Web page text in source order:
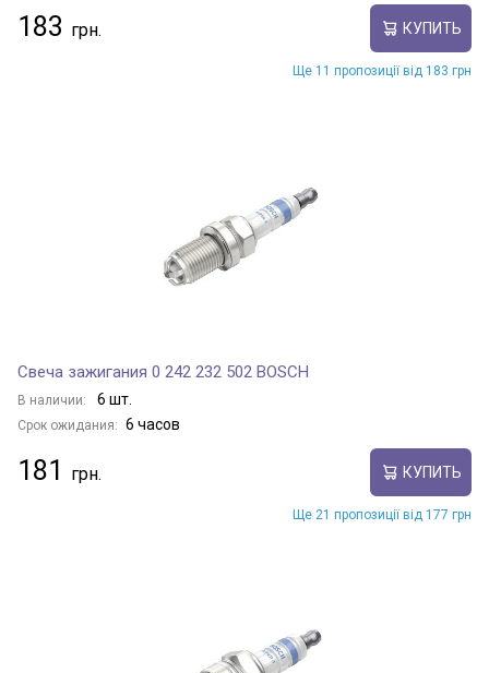
183 КУПИТЬ
Ще 11 пропозиції від 183 грн
Свеча зажигания 0 242 232 502 BOSCH
В наличии: 6 шт.
Срок ожидания: 6 часов
181 КУПИТЬ
Ще 21 пропозиції від 177 грн